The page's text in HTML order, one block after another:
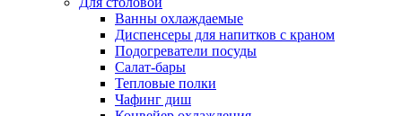
Ванны охлаждаемые
Диспенсеры для напитков с краном
Подогреватели посуды
Салат-бары
Тепловые полки
Чафинг диш